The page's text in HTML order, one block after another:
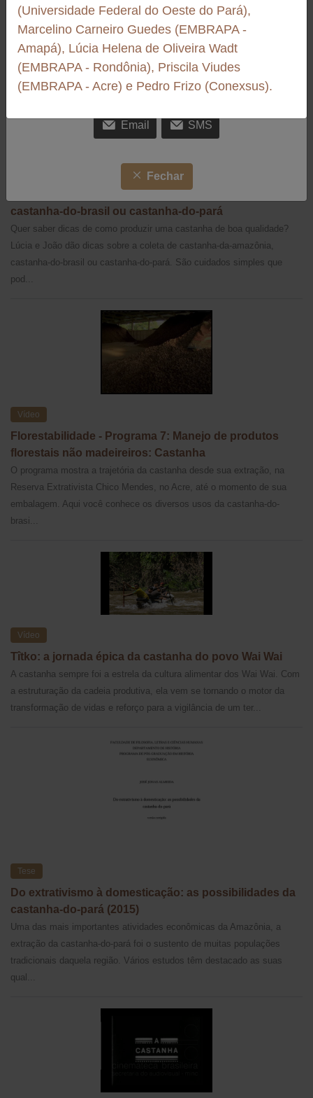
Neste vídeo, o Coletivo Semear Castanha apresenta, de forma simples
e direta, os principais conceitos e recomendações para o manejo
adequado da castanha-do-Brasil. Da coleta ao armazenamento,
castanha-do-brasil ou castanha-do-pará
Quer saber dicas de como produzir uma castanha de boa qualidade?
Lúcia e João dão dicas sobre a coleta de castanha-da-amazônia,
castanha-do-brasil ou castanha-do-pará. São cuidados simples que
pod...
Vídeo
Florestabilidade - Programa 7: Manejo de produtos
florestais não madeireiros: Castanha
O programa mostra a trajetória da castanha desde sua extração, na
Reserva Extrativista Chico Mendes, no Acre, até o momento de sua
embalagem. Aqui você conhece os diversos usos da castanha-do-
brasi...
Vídeo
Tîtko: a jornada épica da castanha do povo Wai Wai
A castanha sempre foi a estrela da cultura alimentar dos Wai Wai. Com
a estruturação da cadeia produtiva, ela vem se tornando o motor da
transformação de vidas e reforço para a vigilância de um ter...
Tese
Do extrativismo à domesticação: as possibilidades da
castanha-do-pará (2015)
Uma das mais importantes atividades econômicas da Amazônia, a
extração da castanha-do-pará foi o sustento de muitas populações
tradicionais daquela região. Vários estudos têm destacado as suas
qual...
Compartilhe
Facebook LinkedIn Tumblr
Pinterest Reddit Twitter
Email SMS
Fechar
(Universidade Federal do Oeste do Pará),
Marcelino Carneiro Guedes (EMBRAPA -
Amapá), Lúcia Helena de Oliveira Wadt
(EMBRAPA - Rondônia), Priscila Viudes
(EMBRAPA - Acre) e Pedro Frizo (Conexsus).